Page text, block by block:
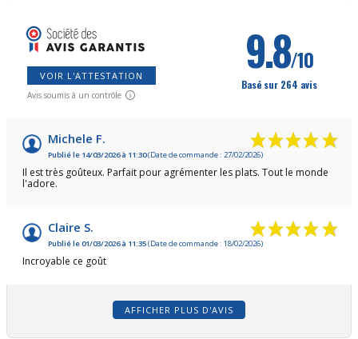
VOIR L'ATTESTATION
Avis soumis à un contrôle
9.8/10
Basé sur 264 avis
Michele F.
Publié le 14/03/2026 à 11:30(Date de commande : 27/02/2026)
Il est très goûteux. Parfait pour agrémenter les plats. Tout le monde
l'adore.
Claire S.
Publié le 01/03/2026 à 11:35(Date de commande : 18/02/2026)
Incroyable ce goût
AFFICHER PLUS D'AVIS